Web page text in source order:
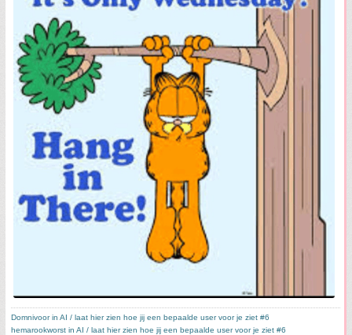
Domnivoor in AI / laat hier zien hoe jij een bepaalde user voor je ziet #6
hemarookworst in AI / laat hier zien hoe jij een bepaalde user voor je ziet #6